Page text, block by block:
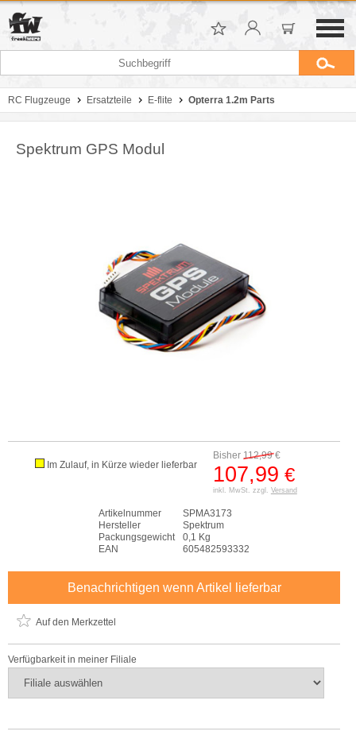
RC Flugzeuge Ersatzteile E-flite Opterra 1.2m Parts
Spektrum GPS Modul
Bisher 112,99€
107,99 €
inkl. MwSt. zzgl. Versand
Im Zulauf, in Kürze wieder lieferbar
Artikelnummer
SPMA3173
Hersteller
Spektrum
Packungsgewicht
0,1 Kg
EAN
605482593332
Benachrichtigen wenn Artikel lieferbar
Auf den Merkzettel
Verfügbarkeit in meiner Filiale